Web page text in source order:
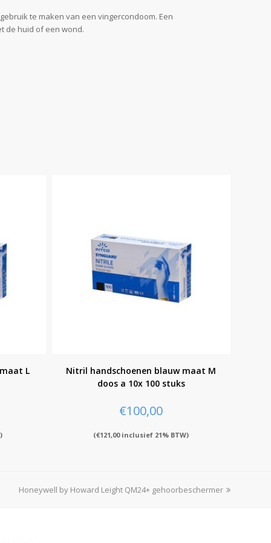
te maken van een vingercondoom. Een
de huid of een wond.
L
Nitril handschoenen blauw maat M
doos a 10x 100 stuks
€100,00
(€121,00inclusief 21% BTW)
next
Honeywell by Howard Leight QM24+ gehoorbeschermer